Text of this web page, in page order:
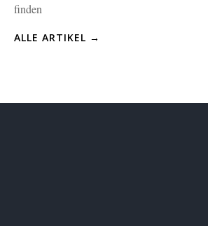
finden
ALLE ARTIKEL →